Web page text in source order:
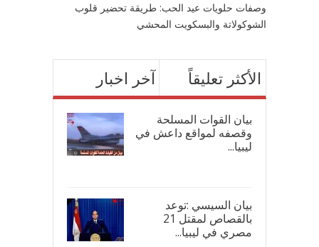
وصفات حلويات عيد الحب: طريقة تحضير قلوب
الشوكولاتة والبسكويت المحشي
آخر اخبار الأكثر تعليقاً
بيان القوات المسلحة
وقصفه لمواقع داعش في
ليبيا...
بيان السيسي :توعد
بالقصاص لمقتل 21
مصري في ليبيا...